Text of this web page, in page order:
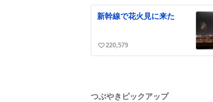
ね
数
新幹線で花火見に来た
い
220,579
つぶやきピックアップ